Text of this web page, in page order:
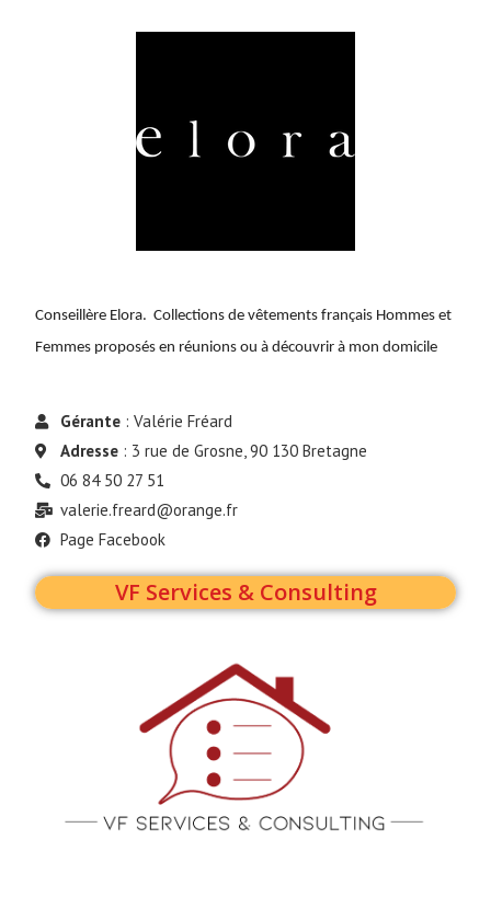
Conseillère Elora. Collections de vêtements français Hommes et
Femmes proposés en réunions ou à découvrir à mon domicile
Gérante : Valérie Fréard
Adresse : 3 rue de Grosne, 90 130 Bretagne
06 84 50 27 51
valerie.freard@orange.fr
Page Facebook
VF Services & Consulting